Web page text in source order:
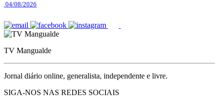
04/08/2026
TV Mangualde
Jornal diário online, generalista, independente e livre.
SIGA-NOS NAS REDES SOCIAIS